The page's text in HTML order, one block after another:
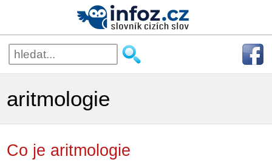
aritmologie
Co je aritmologie